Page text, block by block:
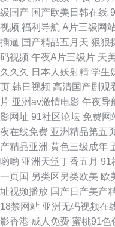
大神尤物 国产不卡一区 人人摸
导航 伊人在线视频 成人欧美网
入
级国产 国产欧美日韩在线
视频 福利导航 A片三级网
插逼 国产精品五月天 狠狠
码视频 午夜A片三级片 天
久久久
日本人妖射精 学生
页 韩日视频 高清国产剧观
片 亚洲av激情电影 午夜导
影网址 91社区论坛 免费网
夜在线免费 亚洲精品第五
产精品亚洲 黄色三级成年
哟哟 亚洲天堂丁香五月 91
一页国 另类区另类欧美 欧
址视频播放 国产日产美产
18禁网站 亚洲无码视频在
影香港 成人免费 蜜桃91色